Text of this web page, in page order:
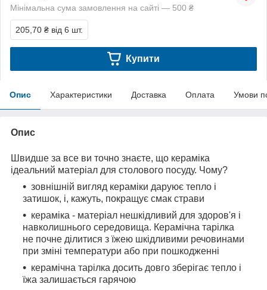
Мінімальна сума замовлення на сайті — 500 ₴
205,70 ₴ від 6 шт.
Купити
Опис Характеристики Доставка Оплата Умови
Опис
Швидше за все ви точно знаєте, що кераміка
ідеальний матеріал для столового посуду. Чому?
зовнішній вигляд кераміки даруює тепло і
затишок, і, кажуть, покращує смак страви
кераміка - матеріал нешкідливий для здоров'я і
навколишнього середовища. Керамічна тарілка
не почне ділитися з їжею шкідливими речовинами
при зміні температури або при пошкодженні
керамічна тарілка досить довго зберігає тепло і
їжа залишається гарячою